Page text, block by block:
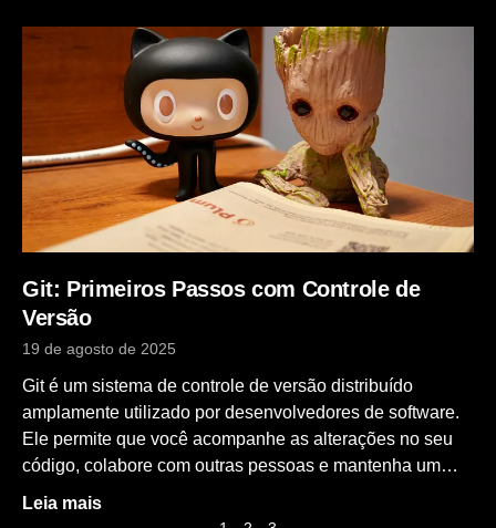
Git: Primeiros Passos com Controle de
Versão
19 de agosto de 2025
Git é um sistema de controle de versão distribuído
amplamente utilizado por desenvolvedores de software.
Ele permite que você acompanhe as alterações no seu
código, colabore com outras pessoas e mantenha um
histórico das modificações.
Leia mais